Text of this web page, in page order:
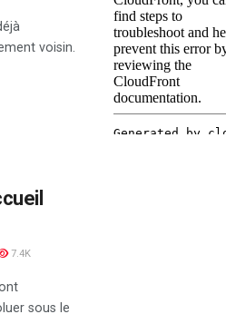
voisin.
7.4K
sous le